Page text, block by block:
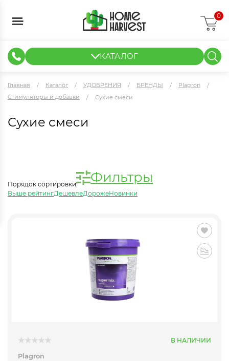
0
КАТАЛОГ
Главная Каталог УДОБРЕНИЯ БРЕНДЫ
Plagron
Стимуляторы и добавки
Сухие смеси
Сухие смеси
Фильтры
Порядок сортировки:
Выше рейтингДешевлеДорожеНовинки
В НАЛИЧИИ
Plagron